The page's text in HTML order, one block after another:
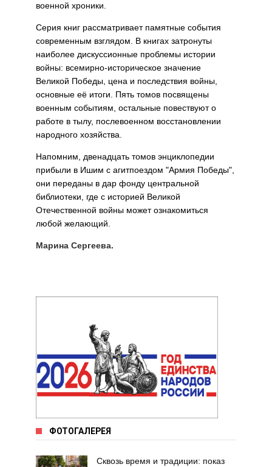
военной хроники.
Серия книг рассматривает памятные события
современ­ным взглядом. В книгах затронуты
наиболее дискуссион­ные проблемы истории
войны: всемирно-историческое значение
Великой Победы, цена и последствия войны,
основные её итоги. Пять томов посвящены
военным со­бытиям, остальные повествуют о
работе в тылу, послево­енном восстановлении
народного хозяйства.
Напомним, двенадцать томов энциклопедии
прибыли в Ишим с агитпоездом "Армия Победы",
они переданы в дар фонду центральной
библиотеки, где с историей Ве­ликой
Отечественной войны может ознакомиться
любой желающий.
Марина Сергеева.
ФОТОГАЛЕРЕЯ
Сквозь время и традиции: показ